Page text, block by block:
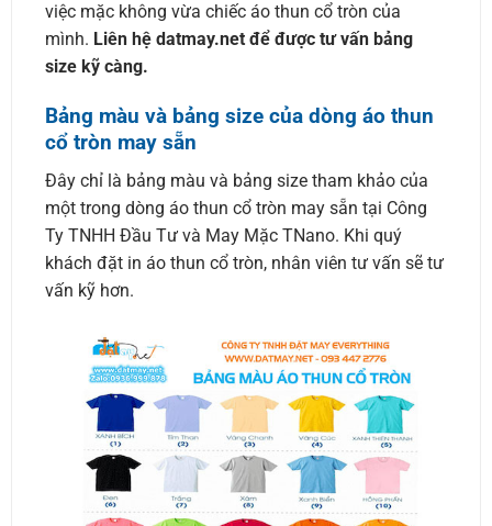
việc mặc không vừa chiếc áo thun cổ tròn của
mình. Liên hệ datmay.net để được tư vấn bảng
size kỹ càng.
Bảng màu và bảng size của dòng áo thun
cổ tròn may sẵn
Đây chỉ là bảng màu và bảng size tham khảo của
một trong dòng áo thun cổ tròn may sẵn tại Công
Ty TNHH Đầu Tư và May Mặc TNano. Khi quý
khách đặt in áo thun cổ tròn, nhân viên tư vấn sẽ tư
vấn kỹ hơn.